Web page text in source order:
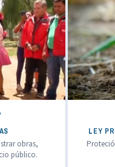
obras,
público.
LEY